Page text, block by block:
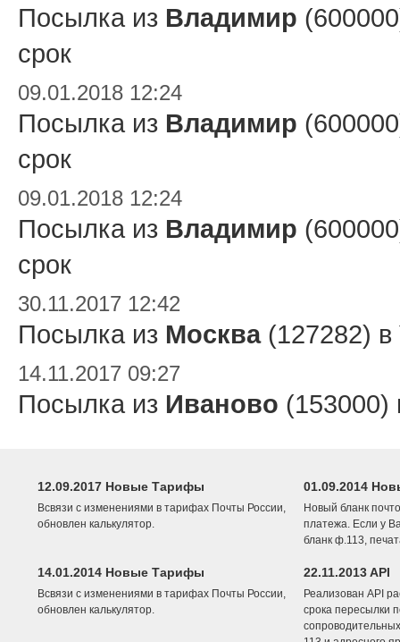
Посылка из Владимир
срок
09.01.2018 12:24
Посылка из Владимир
срок
09.01.2018 12:24
Посылка из Владимир
срок
30.11.2017 12:42
Посылка из Москва(127282) в
14.11.2017 09:27
Посылка из Иваново
12.09.2017 Новые Тарифы
Всвязи с изменениями в тарифах Почты России,
обновлен калькулятор.
01.09.2014
Новый бланк
платежа. Если у
бланк ф.113,
14.01.2014 Новые Тарифы
Всвязи с изменениями в тарифах Почты России,
обновлен калькулятор.
22.11.2013 API
Реализован API
срока пересылки